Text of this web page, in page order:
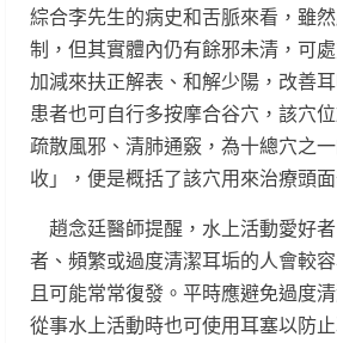
綜合李先生的病史和舌脈來看，雖
制，但其實體內仍有餘邪未清，可
加減來扶正解表、和解少陽，改善
患者也可自行多按摩合谷穴，該穴
疏散風邪、清肺通竅，為十總穴之
收」，便是概括了該穴用來治療頭
趙念廷醫師提醒，水上活動愛好
者、頻繁或過度清潔耳垢的人會較
且可能常常復發。平時應避免過度
從事水上活動時也可使用耳塞以防